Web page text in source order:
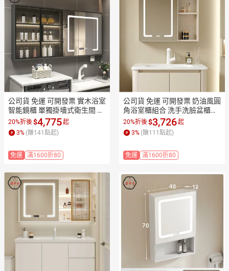
公司貨 免運 可開發票 實木浴室
智能鏡櫃 單獨掛墻式衛生間 收
納鏡子鏡箱廁所梳妝鏡門工廠
現貨直銷 售後保障 全館折扣 店
長新品推薦 7ZM83
20%折後$4,775起
3% (賺141 點起)
免運 滿1600折80
公司貨 免運 可開發票 奶油風圓
角浴室櫃組合 洗手洗臉盆櫃太
空鋁衛浴 櫃洗漱臺陶瓷一體盆
工廠現貨直銷 售後保障 全館折
扣 店長新品推薦 7ZM83
20%折後$3,726起
3% (賺111 點起)
免運 滿1600折80